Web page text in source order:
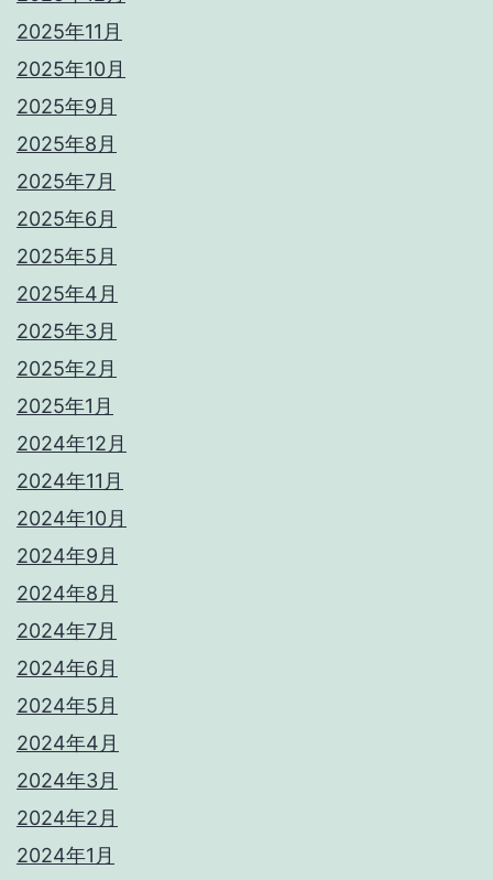
2025年11月
2025年10月
2025年9月
2025年8月
2025年7月
2025年6月
2025年5月
2025年4月
2025年3月
2025年2月
2025年1月
2024年12月
2024年11月
2024年10月
2024年9月
2024年8月
2024年7月
2024年6月
2024年5月
2024年4月
2024年3月
2024年2月
2024年1月